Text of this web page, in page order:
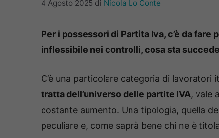
4 Agosto 2025 di Nicola Lo Conte
Per i possessori di Partita Iva, c’è da
inflessibile nei controlli, cosa sta
C’è una particolare categoria di
tratta dell’universo delle partite IVA, vale
costante aumento. Una tipologia, quella
peculiare e, come saprà bene chi ne è